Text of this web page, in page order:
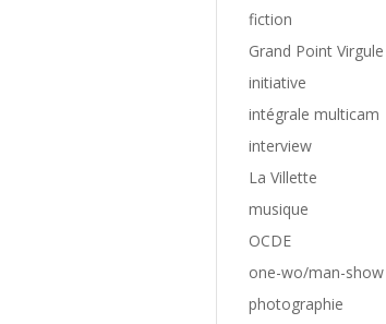
fiction
Grand Point Virgule
initiative
intégrale multicam
interview
La Villette
musique
OCDE
one-wo/man-show
photographie